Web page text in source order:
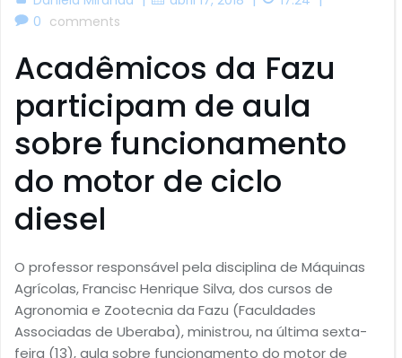
0 comments
Acadêmicos da Fazu
participam de aula
sobre funcionamento
do motor de ciclo
diesel
O professor responsável pela disciplina de Máquinas
Agrícolas, Francisc Henrique Silva, dos cursos de
Agronomia e Zootecnia da Fazu (Faculdades
Associadas de Uberaba), ministrou, na última sexta-
feira (13), aula sobre funcionamento do motor de